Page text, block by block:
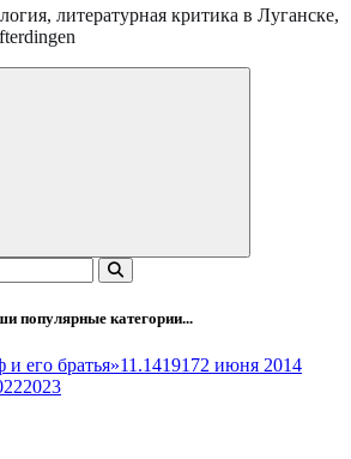
литературная критика в Луганске,
популярные категории...
его братья»11.1419172 июня 2014
2023